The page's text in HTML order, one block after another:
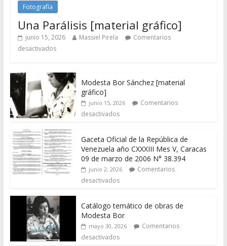
Fotografía
Una Parálisis [material gráfico]
junio 15, 2026 Massiel Pirela
Comentarios
desactivados
Modesta Bor Sánchez [material
gráfico]
junio 15, 2026
Comentarios
desactivados
Gaceta Oficial de la República de
Venezuela año CXXXIII Mes V, Caracas
09 de marzo de 2006 N° 38.394
junio 2, 2026
Comentarios
desactivados
Catálogo temático de obras de
Modesta Bor
mayo 30, 2026
Comentarios
desactivados